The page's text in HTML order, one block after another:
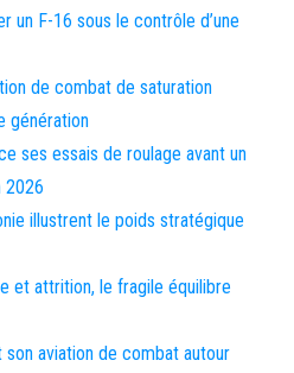
un F-16 sous le contrôle d’une
de combat de saturation
génération
ses essais de roulage avant un
2026
illustrent le poids stratégique
et attrition, le fragile équilibre
son aviation de combat autour